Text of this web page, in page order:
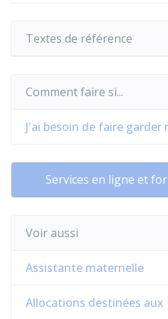
Textes de référence
Comment faire si...
J'ai besoin de faire garder
Services en ligne et
Voir aussi
Assistante maternelle
Allocations destinées aux